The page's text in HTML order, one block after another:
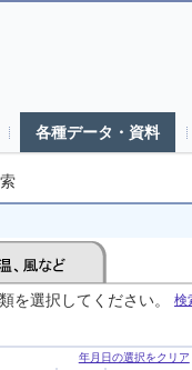
各種データ・資料
を選択してください。 検
年月日の選択をクリア